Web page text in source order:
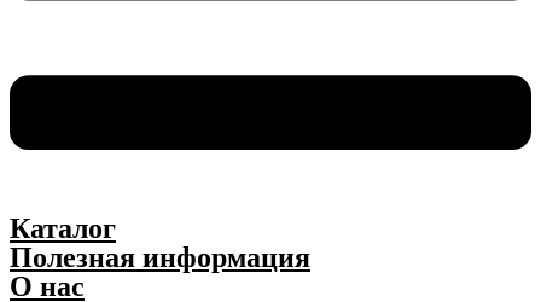
Каталог
Полезная информация
О нас